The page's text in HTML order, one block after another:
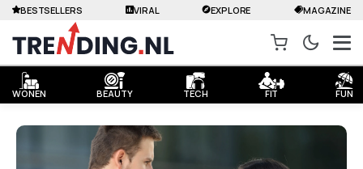
WONEN BEAUTY TECH FIT FUN
BESTSELLERS VIRAL EXPLORE MAGAZINE